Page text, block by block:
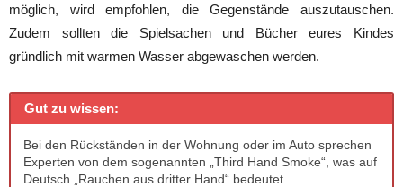
möglich, wird empfohlen, die Gegenstände auszutauschen.
Zudem sollten die Spielsachen und Bücher eures Kindes
gründlich mit warmen Wasser abgewaschen werden.
Gut zu wissen:
Bei den Rückständen in der Wohnung oder im Auto sprechen
Experten von dem sogenannten „Third Hand Smoke“, was auf
Deutsch „Rauchen aus dritter Hand“ bedeutet.